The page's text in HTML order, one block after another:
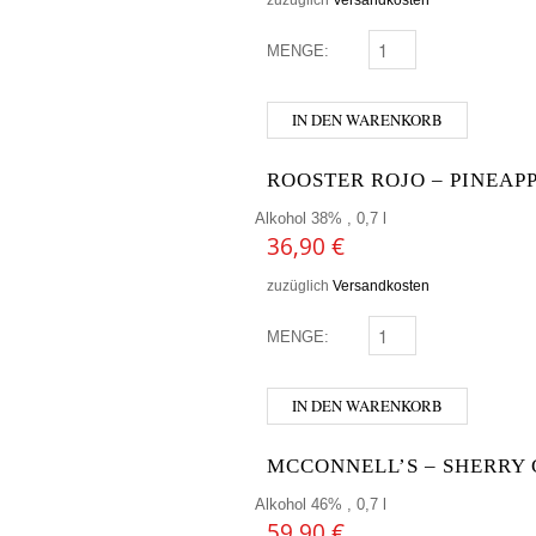
MENGE: PAO SITGES MENGE
IN DEN WARENKORB
ROOSTER ROJO –
Alkohol 38% , 0,7 l
36,90 €
zuzüglich Versandkosten
MENGE: ROOSTER ROJO -
IN DEN WARENKORB
MCCONNELL’S – SHERRY
Alkohol 46% , 0,7 l